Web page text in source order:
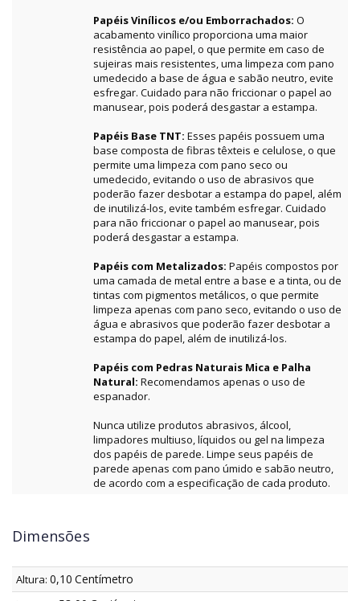
Papéis Vinílicos e/ou Emborrachados: O
acabamento vinílico proporciona uma maior
resistência ao papel, o que permite em caso de
sujeiras mais resistentes, uma limpeza com pano
umedecido a base de água e sabão neutro, evite
esfregar. Cuidado para não friccionar o papel ao
manusear, pois poderá desgastar a estampa.
Papéis Base TNT: Esses papéis possuem uma
base composta de fibras têxteis e celulose, o que
permite uma limpeza com pano seco ou
umedecido, evitando o uso de abrasivos que
poderão fazer desbotar a estampa do papel, além
de inutilizá-los, evite também esfregar. Cuidado
para não friccionar o papel ao manusear, pois
poderá desgastar a estampa.
Papéis com Metalizados: Papéis compostos por
uma camada de metal entre a base e a tinta, ou de
tintas com pigmentos metálicos, o que permite
limpeza apenas com pano seco, evitando o uso de
água e abrasivos que poderão fazer desbotar a
estampa do papel, além de inutilizá-los.
Papéis com Pedras Naturais Mica e Palha
Natural: Recomendamos apenas o uso de
espanador.
Nunca utilize produtos abrasivos, álcool,
limpadores multiuso, líquidos ou gel na limpeza
dos papéis de parede. Limpe seus papéis de
parede apenas com pano úmido e sabão neutro,
de acordo com a especificação de cada produto.
Dimensões
Altura: 0,10 Centímetro